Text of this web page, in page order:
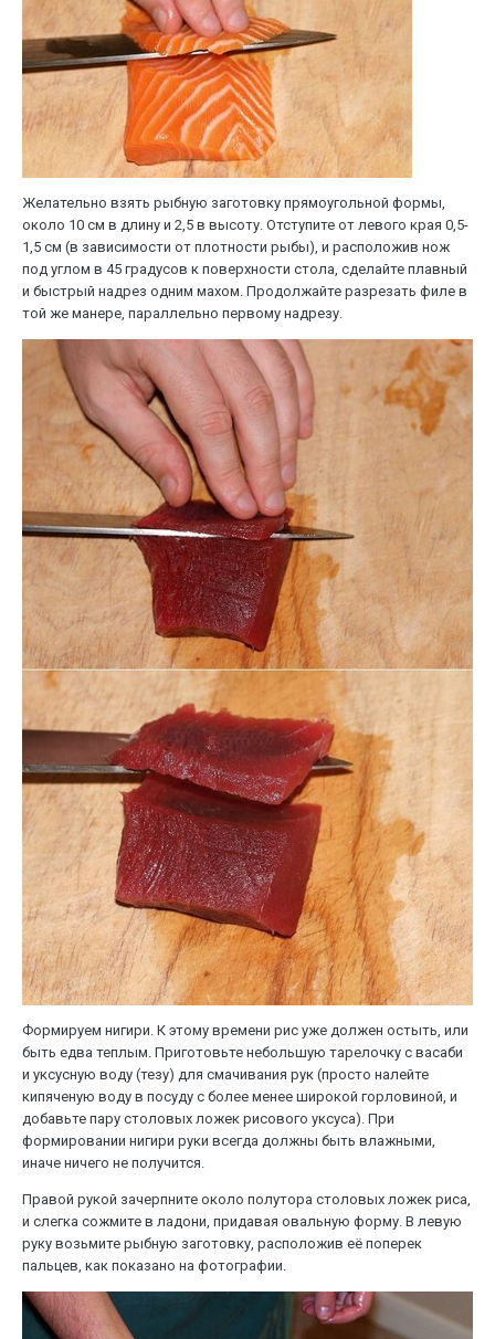
Желательно взять рыбную заготовку прямоугольной формы,
около 10 см в длину и 2,5 в высоту. Отступите от левого края 0,5-
1,5 см (в зависимости от плотности рыбы), и расположив нож
под углом в 45 градусов к поверхности стола, сделайте плавный
и быстрый надрез одним махом. Продолжайте разрезать филе в
той же манере, параллельно первому надрезу.
Формируем нигири. К этому времени рис уже должен остыть, или
быть едва теплым. Приготовьте небольшую тарелочку с васаби
и уксусную воду (тезу) для смачивания рук (просто налейте
кипяченую воду в посуду с более менее широкой горловиной, и
добавьте пару столовых ложек рисового уксуса). При
формировании нигири руки всегда должны быть влажными,
иначе ничего не получится.
Правой рукой зачерпните около полутора столовых ложек риса,
и слегка сожмите в ладони, придавая овальную форму. В левую
руку возьмите рыбную заготовку, расположив её поперек
пальцев, как показано на фотографии.